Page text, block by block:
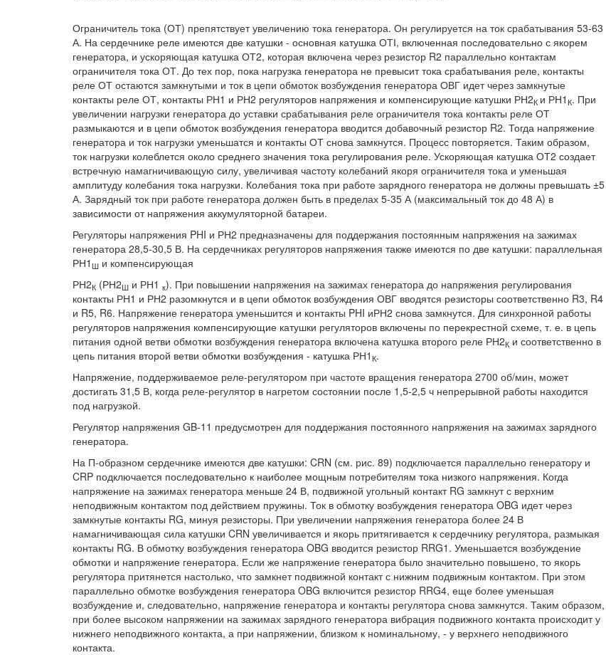
Ограничитель тока (ОТ) препятствует увеличению тока генератора. Он регулируется на ток срабатывания 53-63
А. На сердечнике реле имеются две катушки - основная катушка ОТІ, включенная последовательно с якорем
генератора, и ускоряющая катушка ОТ2, которая включена через резистор R2 параллельно контактам
ограничителя тока ОТ. До тех пор, пока нагрузка генератора не превысит тока срабатывания реле, контакты
реле ОТ остаются замкнутыми и ток в цепи обмоток возбуждения генератора ОВГ идет через замкнутые
контакты реле ОТ, контакты РН1 и РН2 регуляторов напряжения и компенсирующие катушки РН2К и РН1 К. При
увеличении нагрузки генератора до уставки срабатывания реле ограничителя тока контакты реле ОТ
размыкаются и в цепи обмоток возбуждения генератора вводится добавочный резистор R2. Тогда напряжение
генератора и ток нагрузки уменьшатся и контакты ОТ снова замкнутся. Процесс повторяется. Таким образом,
ток нагрузки колеблется около среднего значения тока регулирования реле. Ускоряющая катушка ОТ2 создает
встречную намагничивающую силу, увеличивая частоту колебаний якоря ограничителя тока и уменьшая
амплитуду колебания тока нагрузки. Колебания тока при работе зарядного генератора не должны превышать ±5
А. Зарядный ток при работе генератора должен быть в пределах 5-35 А (максимальный ток до 48 А) в
зависимости от напряжения аккумуляторной батареи.
Регуляторы напряжения PHI и РН2 предназначены для поддержания постоянным напряжения на зажимах
генератора 28,5-30,5 В. На сердечниках регуляторов напряжения также имеются по две катушки: параллельная
РН1 Ш и компенсирующая
РН2К (РН2Ш и РН1 к). При повышении напряжения на зажимах генератора до напряжения регулирования
контакты РН1 и РН2 разомкнутся и в цепи обмоток возбуждения ОВГ вводятся резисторы соответственно R3, R4
и R5, R6. Напряжение генератора уменьшится и контакты PHI иРН2 снова замкнутся. Для синхронной работы
регуляторов напряжения компенсирующие катушки регуляторов включены по перекрестной схеме, т. е. в цепь
питания одной ветви обмотки возбуждения генератора включена катушка второго реле РН2К и соответственно в
цепь питания второй ветви обмотки возбуждения - катушка РН1 К.
Напряжение, поддерживаемое реле-регулятором при частоте вращения генератора 2700 об/мин, может
достигать 31,5 В, когда реле-регулятор в нагретом состоянии после 1,5-2,5 ч непрерывной работы находится
под нагрузкой.
Регулятор напряжения GB-11 предусмотрен для поддержания постоянного напряжения на зажимах зарядного
генератора.
На П-образном сердечнике имеются две катушки: CRN (см. рис. 89) подключается параллельно генератору и
CRP подключается последовательно к наиболее мощным потребителям тока низкого напряжения. Когда
напряжение на зажимах генератора меньше 24 В, подвижной угольный контакт RG замкнут с верхним
неподвижным контактом под действием пружины. Ток в обмотку возбуждения генератора OBG идет через
замкнутые контакты RG, минуя резисторы. При увеличении напряжения генератора более 24 В
намагничивающая сила катушки CRN увеличивается и якорь притягивается к сердечнику регулятора, размыкая
контакты RG. В обмотку возбуждения генератора OBG вводится резистор RRG1. Уменьшается возбуждение
обмотки и напряжение генератора. Если же напряжение генератора было значительно повышено, то якорь
регулятора притянется настолько, что замкнет подвижной контакт с нижним подвижным контактом. При этом
параллельно обмотке возбуждения генератора OBG включится резистор RRG4, еще более уменьшая
возбуждение и, следовательно, напряжение генератора и контакты регулятора снова замкнутся. Таким образом,
при более высоком напряжении на зажимах зарядного генератора вибрация подвижного контакта происходит у
нижнего неподвижного контакта, а при напряжении, близком к номинальному, - у верхнего неподвижного
контакта.